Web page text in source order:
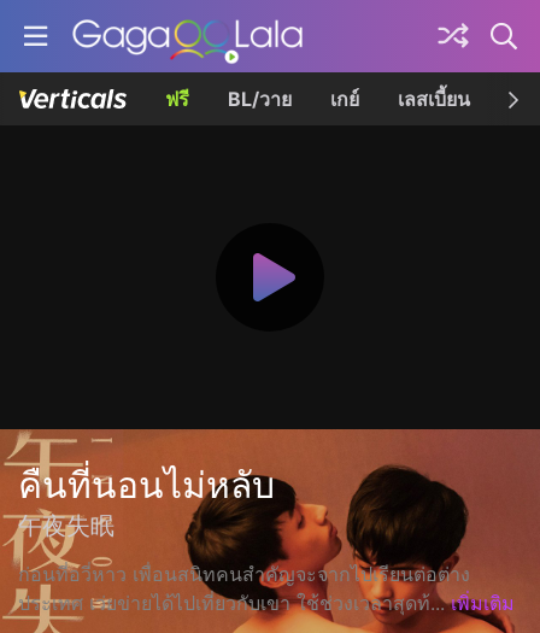
ฟรี BL/วาย เกย์ เลสเบี้ยน เค
คืนที่นอนไม่หลับ
午夜失眠
ก่อนที่อวี่หาว เพื่อนสนิทคนสำคัญจะจากไปเรียนต่อต่าง
ประเทศ เว่ยข่ายได้ไปเที่ยวกับเขา ใช้ช่วงเวลาสุดท้... เพิ่มเติม